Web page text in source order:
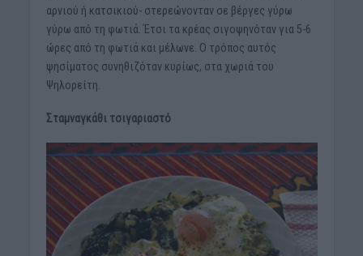
αρνιού ή κατσικιού- στερεώνονταν σε βέργες γύρω
γύρω από τη φωτιά. Έτσι τα κρέας σιγοψηνόταν για 5-6
ώρες από τη φωτιά και μέλωνε. Ο τρόπος αυτός
ψησίματος συνηθιζόταν κυρίως, στα χωριά του
Ψηλορείτη.
Σταμναγκάθι τσιγαριαστό